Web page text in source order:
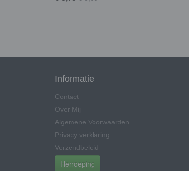
Informatie
Contact
Over Mij
Algemene Voorwaarden
Privacy verklaring
Verzendbeleid
Herroeping